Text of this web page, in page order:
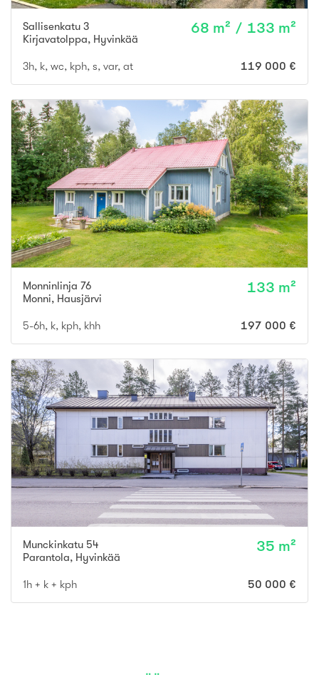
Sallisenkatu 3
Kirjavatolppa, Hyvinkää
68 m² / 133 m²
3h, k, wc, kph, s, var, at 119 000 €
Monninlinja 76
Monni, Hausjärvi
133 m²
5-6h, k, kph, khh 197 000 €
Munckinkatu 54
Parantola, Hyvinkää
35 m²
1h + k + kph 50 000 €